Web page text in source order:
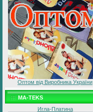
Оптом від Виробника України
MA-TEKS
Игла-Платина